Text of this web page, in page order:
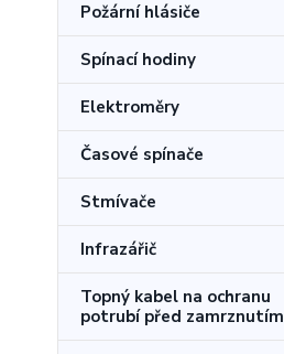
Požární hlásiče
Spínací hodiny
Elektroměry
Časové spínače
Stmívače
Infrazářič
Topný kabel na ochranu
potrubí před zamrznutím